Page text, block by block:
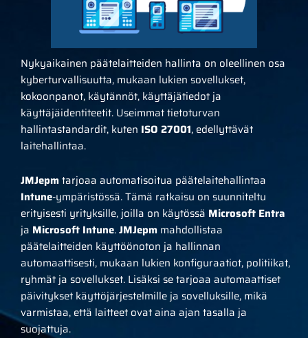
Nykyaikainen päätelaitteiden hallinta on oleellinen osa
kyberturvallisuutta, mukaan lukien sovellukset,
kokoonpanot, käytännöt, käyttäjätiedot ja
käyttäjäidentiteetit. Useimmat tietoturvan
hallintastandardit, kuten ISO 27001, edellyttävät
laitehallintaa.
JMJepmtarjoaa automatisoitua päätelaitehallintaa
Intune-ympäristössä. Tämä ratkaisu on suunniteltu
erityisesti yrityksille, joilla on käytössä Microsoft Entra
ja Microsoft Intune.JMJepm mahdollistaa
päätelaitteiden käyttöönoton ja hallinnan
automaattisesti, mukaan lukien konfiguraatiot, politiikat,
ryhmät ja sovellukset. Lisäksi se tarjoaa automaattiset
päivitykset käyttöjärjestelmille ja sovelluksille, mikä
varmistaa, että laitteet ovat aina ajan tasalla ja
suojattuja.